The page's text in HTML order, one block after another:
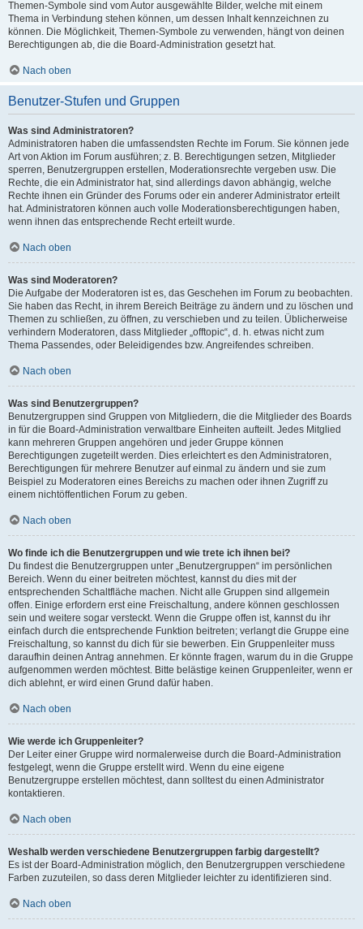
Themen-Symbole sind vom Autor ausgewählte Bilder, welche mit einem
Thema in Verbindung stehen können, um dessen Inhalt kennzeichnen zu
können. Die Möglichkeit, Themen-Symbole zu verwenden, hängt von deinen
Berechtigungen ab, die die Board-Administration gesetzt hat.
Nach oben
Benutzer-Stufen und Gruppen
Was sind Administratoren?
Administratoren haben die umfassendsten Rechte im Forum. Sie können jede
Art von Aktion im Forum ausführen; z. B. Berechtigungen setzen, Mitglieder
sperren, Benutzergruppen erstellen, Moderationsrechte vergeben usw. Die
Rechte, die ein Administrator hat, sind allerdings davon abhängig, welche
Rechte ihnen ein Gründer des Forums oder ein anderer Administrator erteilt
hat. Administratoren können auch volle Moderationsberechtigungen haben,
wenn ihnen das entsprechende Recht erteilt wurde.
Nach oben
Was sind Moderatoren?
Die Aufgabe der Moderatoren ist es, das Geschehen im Forum zu beobachten.
Sie haben das Recht, in ihrem Bereich Beiträge zu ändern und zu löschen und
Themen zu schließen, zu öffnen, zu verschieben und zu teilen. Üblicherweise
verhindern Moderatoren, dass Mitglieder „offtopic“, d. h. etwas nicht zum
Thema Passendes, oder Beleidigendes bzw. Angreifendes schreiben.
Nach oben
Was sind Benutzergruppen?
Benutzergruppen sind Gruppen von Mitgliedern, die die Mitglieder des Boards
in für die Board-Administration verwaltbare Einheiten aufteilt. Jedes Mitglied
kann mehreren Gruppen angehören und jeder Gruppe können
Berechtigungen zugeteilt werden. Dies erleichtert es den Administratoren,
Berechtigungen für mehrere Benutzer auf einmal zu ändern und sie zum
Beispiel zu Moderatoren eines Bereichs zu machen oder ihnen Zugriff zu
einem nichtöffentlichen Forum zu geben.
Nach oben
Wo finde ich die Benutzergruppen und wie trete ich ihnen bei?
Du findest die Benutzergruppen unter „Benutzergruppen“ im persönlichen
Bereich. Wenn du einer beitreten möchtest, kannst du dies mit der
entsprechenden Schaltfläche machen. Nicht alle Gruppen sind allgemein
offen. Einige erfordern erst eine Freischaltung, andere können geschlossen
sein und weitere sogar versteckt. Wenn die Gruppe offen ist, kannst du ihr
einfach durch die entsprechende Funktion beitreten; verlangt die Gruppe eine
Freischaltung, so kannst du dich für sie bewerben. Ein Gruppenleiter muss
daraufhin deinen Antrag annehmen. Er könnte fragen, warum du in die Gruppe
aufgenommen werden möchtest. Bitte belästige keinen Gruppenleiter, wenn er
dich ablehnt, er wird einen Grund dafür haben.
Nach oben
Wie werde ich Gruppenleiter?
Der Leiter einer Gruppe wird normalerweise durch die Board-Administration
festgelegt, wenn die Gruppe erstellt wird. Wenn du eine eigene
Benutzergruppe erstellen möchtest, dann solltest du einen Administrator
kontaktieren.
Nach oben
Weshalb werden verschiedene Benutzergruppen farbig dargestellt?
Es ist der Board-Administration möglich, den Benutzergruppen verschiedene
Farben zuzuteilen, so dass deren Mitglieder leichter zu identifizieren sind.
Nach oben